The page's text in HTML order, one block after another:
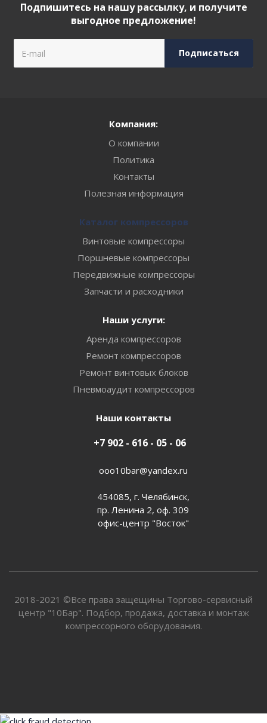
Подпишитесь на нашу рассылку, и получите
выгодное предложение!
Компания:
О компании
Политика
Контакты
Полезная информация
Каталог компрессоров
Винтовые компрессоры
Поршневые компрессоры
Передвижные компрессоры
Запчасти и расходники
Наши услуги:
Аренда компрессоров
Ремонт компрессоров
Ремонт винтовых блоков
Пневмоаудит компрессоров
Наши контакты
+7 902 - 616 - 05 - 06
ooo10bar@yandex.ru
454085, г. Челябинск,
пр. Ленина 2, оф. 309
офис-центр "Восток"
2018-2021 ©Все права защещины Торгово-сервисный
центр "10Бар". Подбор, продажа, доставка и монтаж
компрессорного оборудования.